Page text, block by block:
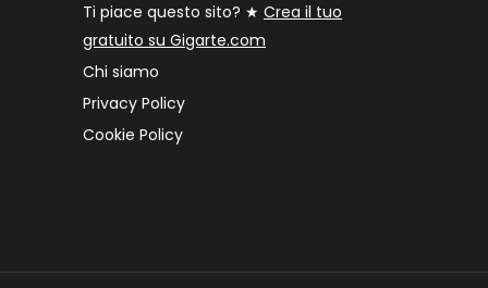
Ti piace questo sito? ★ Crea il tuo
gratuito su Gigarte.com
Chi siamo
Privacy Policy
Cookie Policy